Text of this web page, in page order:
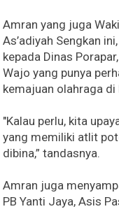
Amran yang juga
As’adiyah Sengkan
kepada Dinas
Wajo yang punya
kemajuan olahraga
"Kalau perlu, kita
yang memiliki atlit
dibina,” tandasnya.
Amran juga
PB Yanti Jaya, Asis